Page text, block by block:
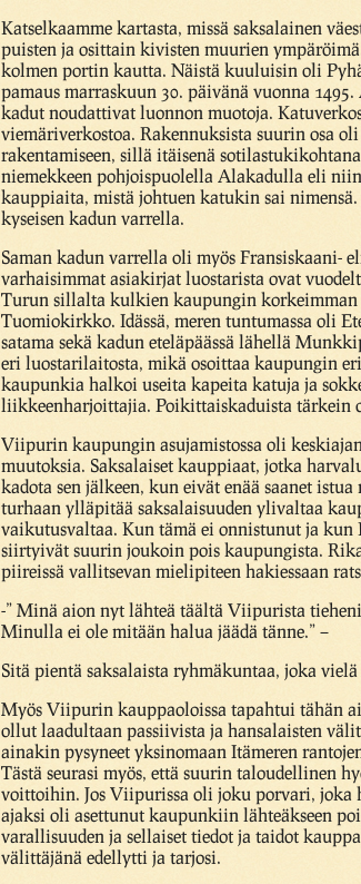
Katselkaamme kartasta, missä saksalainen
puisten ja osittain kivisten muurien
kolmen portin kautta. Näistä kuuluisin oli
pamaus marraskuun 30. päivänä vuonna
kadut noudattivat luonnon muotoja.
viemäriverkostoa. Rakennuksista suurin osa
rakentamiseen, sillä itäisenä
niemekkeen pohjoispuolella Alakadulla eli
kauppiaita, mistä johtuen katukin sai
kyseisen kadun varrella.
Saman kadun varrella oli myös Fransiskaani-
varhaisimmat asiakirjat luostarista ovat
Turun sillalta kulkien kaupungin korkeimman
Tuomiokirkko. Idässä, meren tuntumassa oli
satama sekä kadun eteläpäässä lähellä
eri luostarilaitosta, mikä osoittaa kaupungin
kaupunkia halkoi useita kapeita katuja ja
liikkeenharjoittajia. Poikittaiskaduista tärkein
Viipurin kaupungin asujamistossa oli
muutoksia. Saksalaiset kauppiaat, jotka
kadota sen jälkeen, kun eivät enää saanet
turhaan ylläpitää saksalaisuuden ylivaltaa
vaikutusvaltaa. Kun tämä ei onnistunut ja
siirtyivät suurin joukoin pois kaupungista.
piireissä vallitsevan mielipiteen hakiessaan
-” Minä aion nyt lähteä täältä Viipurista
Minulla ei ole mitään halua jäädä tänne.” –
Sitä pientä saksalaista ryhmäkuntaa, joka
Myös Viipurin kauppaoloissa tapahtui tähän
ollut laadultaan passiivista ja hansalaisten
ainakin pysyneet yksinomaan Itämeren
Tästä seurasi myös, että suurin taloudellinen
voittoihin. Jos Viipurissa oli joku porvari, joka
ajaksi oli asettunut kaupunkiin lähteäkseen
varallisuuden ja sellaiset tiedot ja taidot
välittäjänä edellytti ja tarjosi.